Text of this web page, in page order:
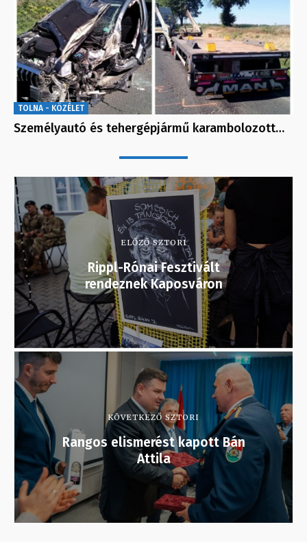
TOLNA - KÖZÉLET
Személyautó és tehergépjármű karambolozott…
ELŐZŐ SZTORI
Rippl-Rónai Fesztivált
rendeznek Kaposváron
KÖVETKEZŐ SZTORI
Rangos elismerést kapott Bán
Attila